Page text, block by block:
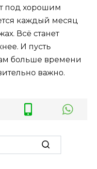
под хорошим
каждый месяц
Всё станет
И пусть
больше времени
важно.